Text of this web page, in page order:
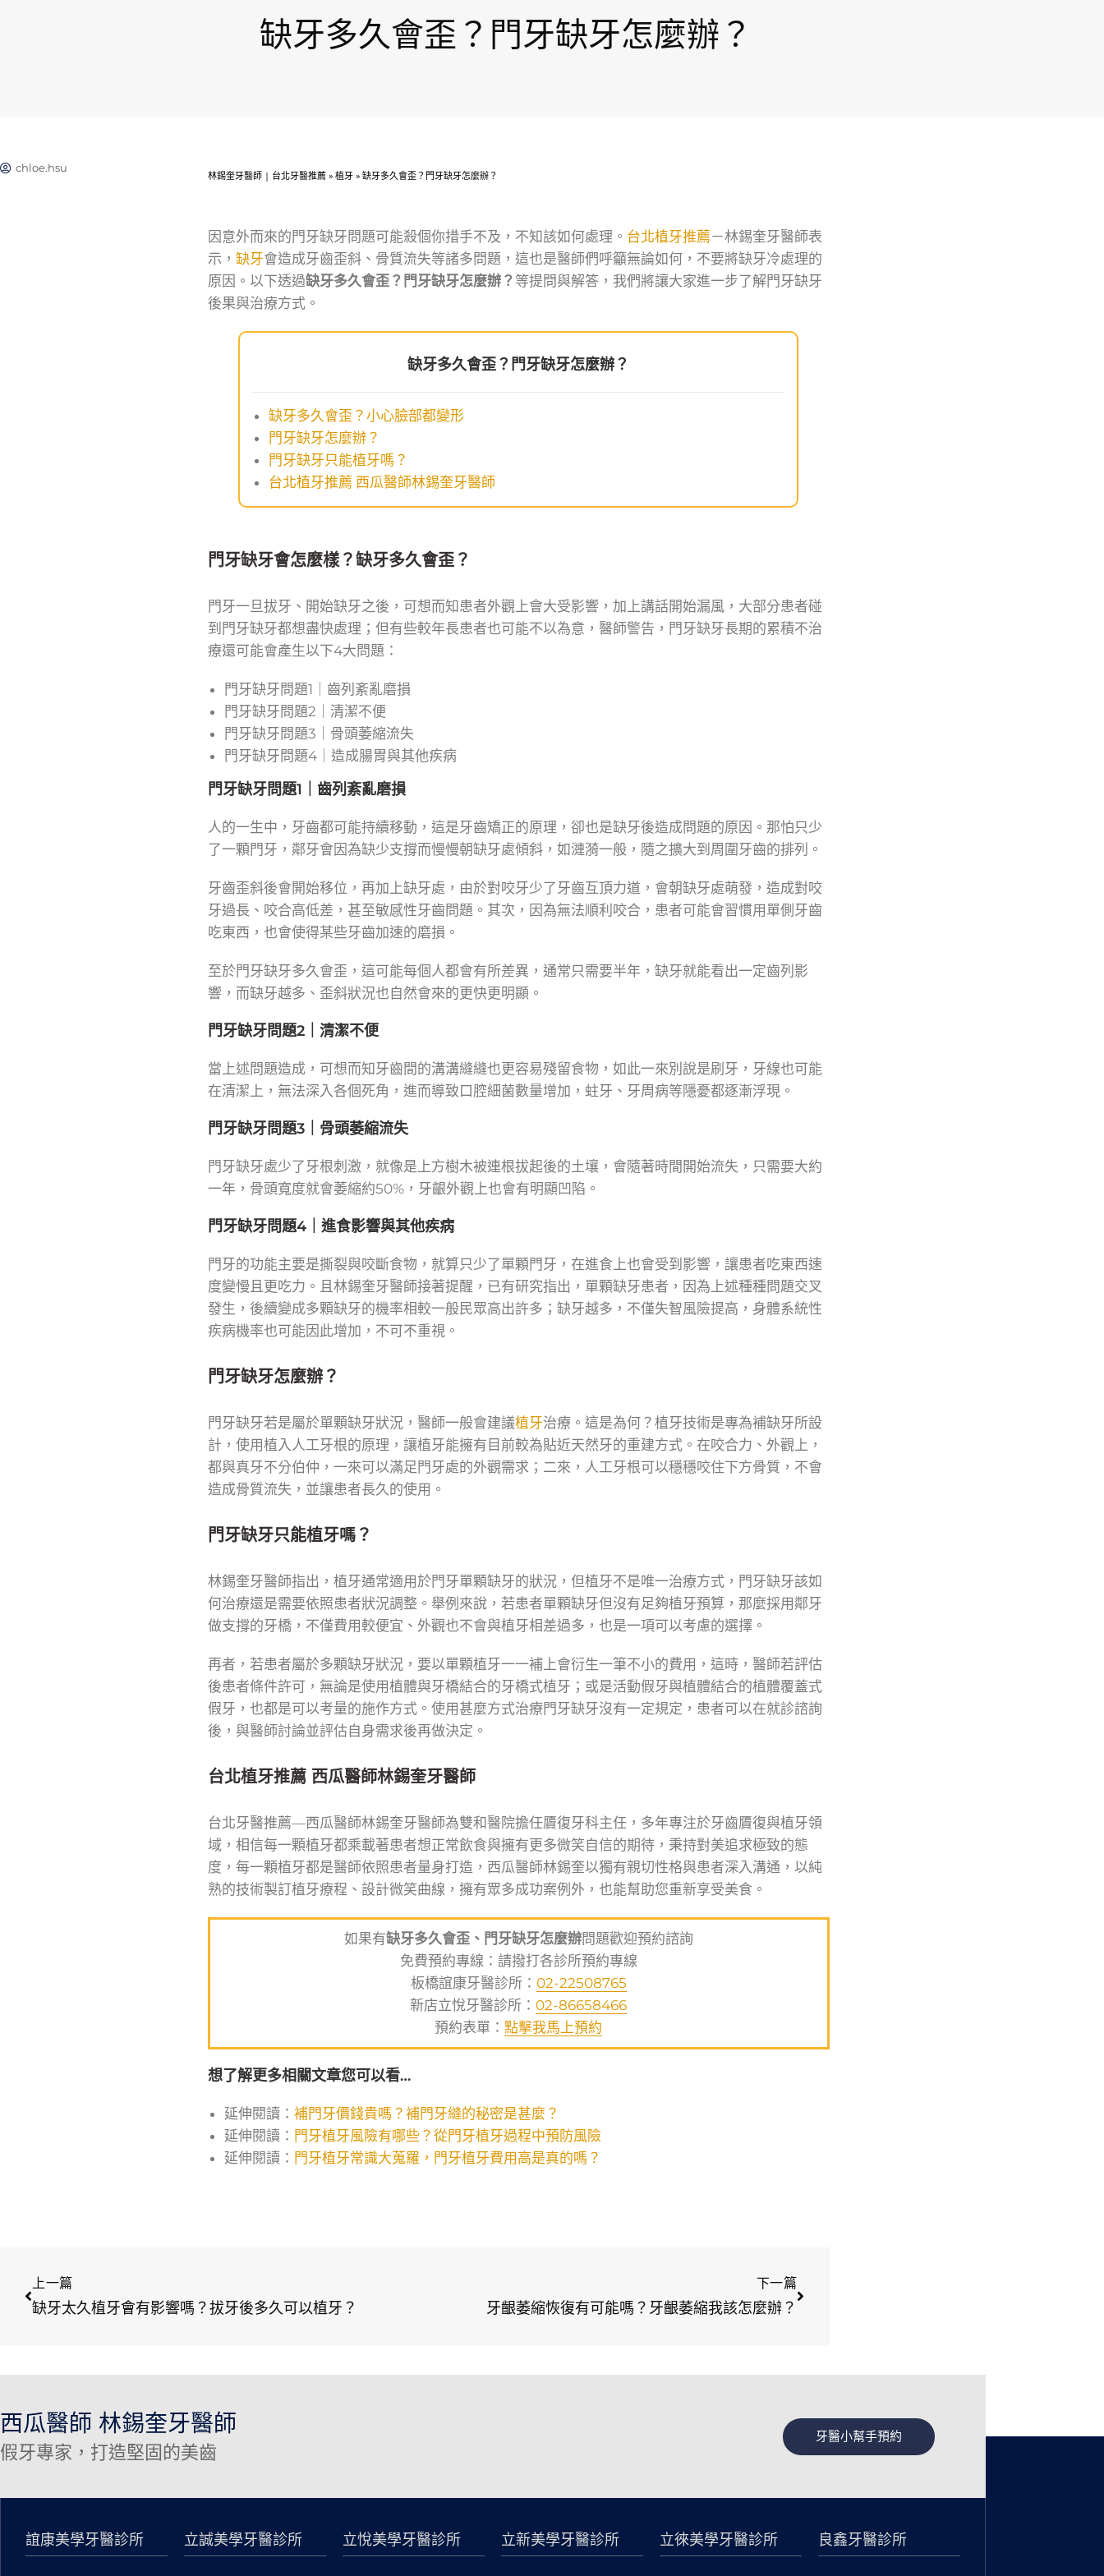
缺牙多久會歪？門牙缺牙怎麼辦？
chloe.hsu
林錫奎牙醫師 | 台北牙醫推薦 » 植牙 » 缺牙多久會歪？門牙缺牙怎麼辦？
因意外而來的門牙缺牙問題可能殺個你措手不及，不知該如何處理。 台北植牙推薦－林錫奎牙醫師表
示， 缺牙會造成牙齒歪斜、骨質流失等諸多問題，這也是醫師們呼籲無論如何，不要將缺牙冷處理的
原因。以下透過缺牙多久會歪？門牙缺牙怎麼辦？ 等提問與解答，我們將讓大家進一步了解門牙缺牙
後果與治療方式。
缺牙多久會歪？門牙缺牙怎麼辦？
缺牙多久會歪？小心臉部都變形
門牙缺牙怎麼辦？
門牙缺牙只能植牙嗎？
台北植牙推薦 西瓜醫師林錫奎牙醫師
門牙缺牙會怎麼樣？缺牙多久會歪？
門牙一旦拔牙、開始缺牙之後，可想而知患者外觀上會大受影響，加上講話開始漏風，大部分患者碰
到門牙缺牙都想盡快處理；但有些較年長患者也可能不以為意，醫師警告，門牙缺牙長期的累積不治
療還可能會產生以下4大問題：
門牙缺牙問題1｜齒列紊亂磨損
門牙缺牙問題2｜清潔不便
門牙缺牙問題3｜骨頭萎縮流失
門牙缺牙問題4｜造成腸胃與其他疾病
門牙缺牙問題1｜齒列紊亂磨損
人的一生中，牙齒都可能持續移動，這是牙齒矯正的原理，卻也是缺牙後造成問題的原因。那怕只少
了一顆門牙，鄰牙會因為缺少支撐而慢慢朝缺牙處傾斜，如漣漪一般，隨之擴大到周圍牙齒的排列。
牙齒歪斜後會開始移位，再加上缺牙處，由於對咬牙少了牙齒互頂力道，會朝缺牙處萌發，造成對咬
牙過長、咬合高低差，甚至敏感性牙齒問題。其次，因為無法順利咬合，患者可能會習慣用單側牙齒
吃東西，也會使得某些牙齒加速的磨損。
至於門牙缺牙多久會歪，這可能每個人都會有所差異，通常只需要半年，缺牙就能看出一定齒列影
響，而缺牙越多、歪斜狀況也自然會來的更快更明顯。
門牙缺牙問題2｜清潔不便
當上述問題造成，可想而知牙齒間的溝溝縫縫也更容易殘留食物，如此一來別說是刷牙，牙線也可能
在清潔上，無法深入各個死角，進而導致口腔細菌數量增加，蛀牙、牙周病等隱憂都逐漸浮現。
門牙缺牙問題3｜骨頭萎縮流失
門牙缺牙處少了牙根刺激，就像是上方樹木被連根拔起後的土壤，會隨著時間開始流失，只需要大約
一年，骨頭寬度就會萎縮約50%，牙齦外觀上也會有明顯凹陷。
門牙缺牙問題4｜進食影響與其他疾病
門牙的功能主要是撕裂與咬斷食物，就算只少了單顆門牙，在進食上也會受到影響，讓患者吃東西速
度變慢且更吃力。且林錫奎牙醫師接著提醒，已有研究指出，單顆缺牙患者，因為上述種種問題交叉
發生，後續變成多顆缺牙的機率相較一般民眾高出許多；缺牙越多，不僅失智風險提高，身體系統性
疾病機率也可能因此增加，不可不重視。
門牙缺牙怎麼辦？
門牙缺牙若是屬於單顆缺牙狀況，醫師一般會建議植牙治療。這是為何？植牙技術是專為補缺牙所設
計，使用植入人工牙根的原理，讓植牙能擁有目前較為貼近天然牙的重建方式。在咬合力、外觀上，
都與真牙不分伯仲，一來可以滿足門牙處的外觀需求；二來，人工牙根可以穩穩咬住下方骨質，不會
造成骨質流失，並讓患者長久的使用。
門牙缺牙只能植牙嗎？
林錫奎牙醫師指出，植牙通常適用於門牙單顆缺牙的狀況，但植牙不是唯一治療方式，門牙缺牙該如
何治療還是需要依照患者狀況調整。舉例來說，若患者單顆缺牙但沒有足夠植牙預算，那麼採用鄰牙
做支撐的牙橋，不僅費用較便宜、外觀也不會與植牙相差過多，也是一項可以考慮的選擇。
再者，若患者屬於多顆缺牙狀況，要以單顆植牙一一補上會衍生一筆不小的費用，這時，醫師若評估
後患者條件許可，無論是使用植體與牙橋結合的牙橋式植牙；或是活動假牙與植體結合的植體覆蓋式
假牙，也都是可以考量的施作方式。使用甚麼方式治療門牙缺牙沒有一定規定，患者可以在就診諮詢
後，與醫師討論並評估自身需求後再做決定。
台北植牙推薦 西瓜醫師林錫奎牙醫師
台北牙醫推薦—西瓜醫師林錫奎牙醫師為雙和醫院擔任贗復牙科主任，多年專注於牙齒贗復與植牙領
域，相信每一顆植牙都乘載著患者想正常飲食與擁有更多微笑自信的期待，秉持對美追求極致的態
度，每一顆植牙都是醫師依照患者量身打造，西瓜醫師林錫奎以獨有親切性格與患者深入溝通，以純
熟的技術製訂植牙療程、設計微笑曲線，擁有眾多成功案例外，也能幫助您重新享受美食。
如果有缺牙多久會歪、門牙缺牙怎麼辦問題歡迎預約諮詢
免費預約專線：請撥打各診所預約專線
板橋誼康牙醫診所： 02-22508765
新店立悅牙醫診所： 02-86658466
預約表單：點擊我馬上預約
想了解更多相關文章您可以看…
延伸閱讀： 補門牙價錢貴嗎？補門牙縫的秘密是甚麼？
延伸閱讀： 門牙植牙風險有哪些？從門牙植牙過程中預防風險
延伸閱讀： 門牙植牙常識大蒐羅，門牙植牙費用高是真的嗎？
上一篇
缺牙太久植牙會有影響嗎？拔牙後多久可以植牙？
下一篇
牙齦萎縮恢復有可能嗎？牙齦萎縮我該怎麼辦？
西瓜醫師 林錫奎牙醫師
假牙專家，打造堅固的美齒
牙醫小幫手預約
誼康美學牙醫診所 立誠美學牙醫診所 立悅美學牙醫診所 立新美學牙醫診所 立徠美學牙醫診所 良鑫牙醫診所